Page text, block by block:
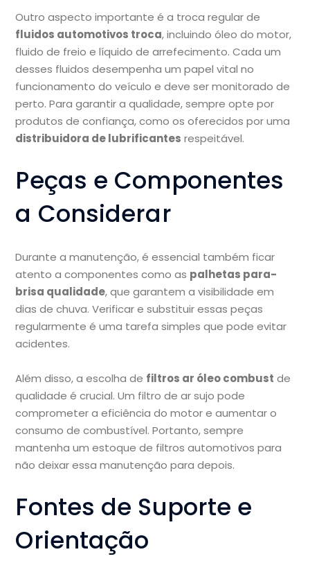
Outro aspecto importante é a troca regular de
fluidos automotivos troca, incluindo óleo do motor,
fluido de freio e líquido de arrefecimento. Cada um
desses fluidos desempenha um papel vital no
funcionamento do veículo e deve ser monitorado de
perto. Para garantir a qualidade, sempre opte por
produtos de confiança, como os oferecidos por uma
distribuidora de lubrificantes respeitável.
Peças e Componentes
a Considerar
Durante a manutenção, é essencial também ficar
atento a componentes como as palhetas para-
brisa qualidade, que garantem a visibilidade em
dias de chuva. Verificar e substituir essas peças
regularmente é uma tarefa simples que pode evitar
acidentes.
Além disso, a escolha de filtros ar óleo combust de
qualidade é crucial. Um filtro de ar sujo pode
comprometer a eficiência do motor e aumentar o
consumo de combustível. Portanto, sempre
mantenha um estoque de filtros automotivos para
não deixar essa manutenção para depois.
Fontes de Suporte e
Orientação